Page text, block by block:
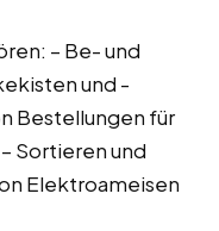
– Be- und
und -
Bestellungen für
Sortieren und
Elektroameisen